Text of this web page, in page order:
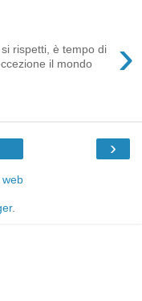
›
rispetti, è tempo di
il mondo
›
.